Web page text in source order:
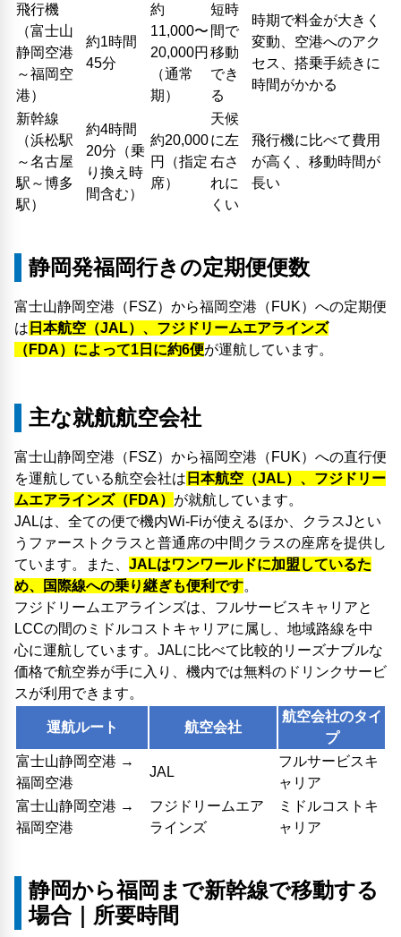
飛行機
（富士山
静岡空港
～福岡空
港）
約1時間
45分
約
11,000〜
20,000円
（通常
期）
短時
間で
移動
でき
る
時期で料金が大きく
変動、空港へのアク
セス、搭乗手続きに
時間がかかる
新幹線
（浜松駅
～名古屋
駅～博多
駅）
約4時間
20分（乗
り換え時
間含む）
約20,000
円（指定
席）
天候
に左
右さ
れに
くい
飛行機に比べて費用
が高く、移動時間が
長い
静岡発福岡行きの定期便便数
富士山静岡空港（FSZ）から福岡空港（FUK）への定期便
は 日本航空（JAL）、フジドリームエアラインズ
（FDA）によって1日に約6便が運航しています。
主な就航航空会社
富士山静岡空港（FSZ）から福岡空港（FUK）への直行便
を運航している航空会社は 日本航空（JAL）、フジドリー
ムエアラインズ（FDA） が就航しています。
JALは、全ての便で機内Wi-Fiが使えるほか、クラスJとい
うファーストクラスと普通席の中間クラスの座席を提供し
ています。また、 JALはワンワールドに加盟しているた
め、国際線への乗り継ぎも便利です。
フジドリームエアラインズは、フルサービスキャリアと
LCCの間のミドルコストキャリアに属し、地域路線を中
心に運航しています。JALに比べて比較的リーズナブルな
価格で航空券が手に入り、機内では無料のドリンクサービ
スが利用できます。
運航ルート 航空会社
航空会社のタイ
プ
富士山静岡空港 →
福岡空港
JAL
フルサービスキ
ャリア
富士山静岡空港 →
福岡空港
フジドリームエア
ラインズ
ミドルコストキ
ャリア
静岡から福岡まで新幹線で移動する
場合｜所要時間